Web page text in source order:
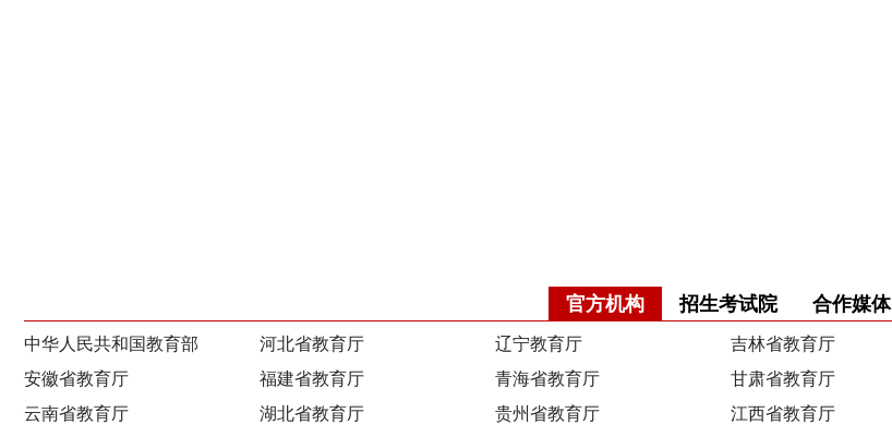
官方机构 招生考试院 合作媒体
中华人民共和国教育部 河北省教育厅 辽宁教育厅 吉林省教育厅
安徽省教育厅
福建省教育厅 青海省教育厅 甘肃省教育厅
云南省教育厅
湖北省教育厅 贵州省教育厅 江西省教育厅